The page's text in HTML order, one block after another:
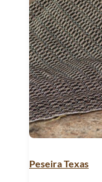
Peseira Texas